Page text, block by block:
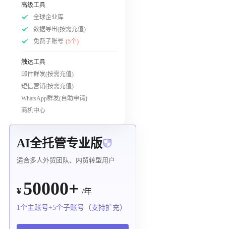
高级工具
全球企业库
数据导出(按需充值)
免费子账号 (5个)
触达工具
邮件群发(按需充值)
短信营销(按需充值)
WhatsApp群发(自助申请)
商机中心
AI全托管专业版
适合多人外贸团队、内贸转型用户
¥ 50000+ /年
1个主账号+5个子账号（支持扩充）